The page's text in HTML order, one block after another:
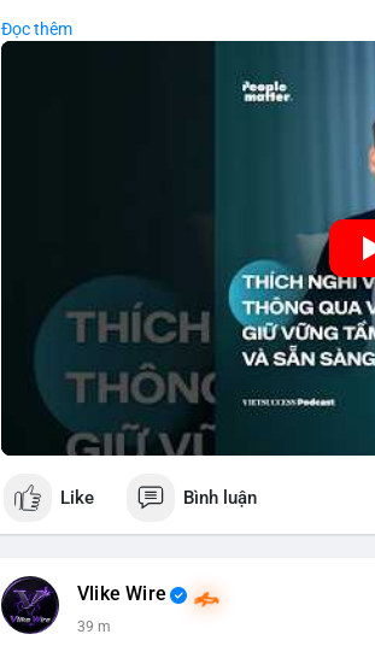
cơ bản, phân배 tài sản hợp lý và kiên持 theo
giảm rủi ro mà còn tạo điều kiện để tận dụng
Đọc thêm
Like Bình luận
Vlike Wire
39 m